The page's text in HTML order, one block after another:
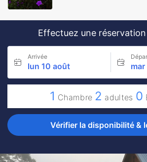
Effectuez une
Arrivée
lun 10 août mar
1 Chambre 2 adultes 0
Vérifier la disponibilité &